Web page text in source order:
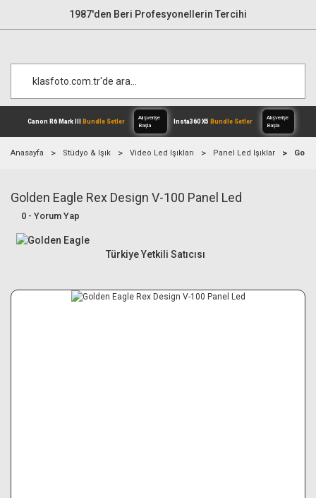
1987'den Beri Profesyonellerin Tercihi
Canon R6 Mark IIIBundle Setler
Alışverişe
Anasayfa Stüdyo & Işık Video Led Işıkları Panel Led Işıklar
Golden Eagle Rex Design V-100 Panel Led
0 - Yorum Yap
Türkiye Yetkili Satıcısı